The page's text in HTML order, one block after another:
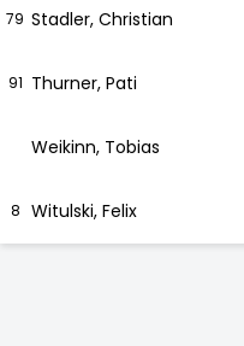
79 Stadler, Christian
91 Thurner, Pati
Weikinn, Tobias
8 Witulski, Felix